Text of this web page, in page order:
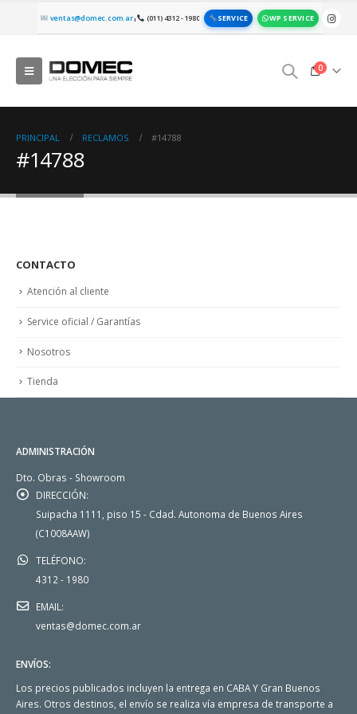
ventas@domec.com.ar| (011) 4312 - 1980 SERVICE WP SERVICE
0
PRINCIPAL RECLAMOS #14788
#14788
CONTACTO
Atención al cliente
Service oficial / Garantías
Nosotros
Tienda
ADMINISTRACIÓN
Dto. Obras - Showroom
DIRECCIÓN:
Suipacha 1111, piso 15 - Cdad. Autonoma de Buenos Aires
(C1008AAW)
TELÉFONO:
4312 - 1980
EMAIL:
ventas@domec.com.ar
ENVÍOS:
Los precios publicados incluyen la entrega en CABA Y Gran Buenos
Aires. Otros destinos, el envío se realiza vía empresa de transporte a